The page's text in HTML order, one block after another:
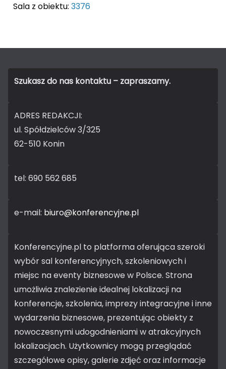
Sala z obiektu: 3376
Szukasz do nas kontaktu – zapraszamy.
ADRES REDAKCJI:
ul. Spółdzielców 3/325
62-510 Konin
tel: 690 562 685
e-mail: biuro@konferencyjne.pl
Konferencyjne.pl to platforma oferująca szeroki
wybór sal konferencyjnych, szkoleniowych i
miejsc na eventy biznesowe w Polsce. Strona
umożliwia znalezienie idealnej lokalizacji na
konferencje, szkolenia, imprezy integracyjne i inne
wydarzenia biznesowe, prezentując obiekty z
nowoczesnymi udogodnieniami w atrakcyjnych
lokalizacjach. Użytkownicy mogą przeglądać
szczegółowe opisy, galerie zdjęć oraz informacje